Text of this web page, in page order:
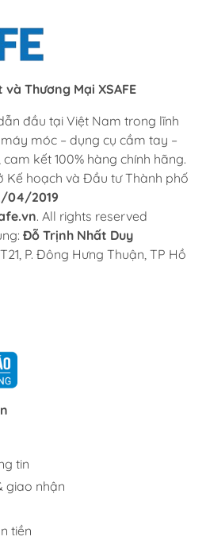
Thương Mại XSAFE
đầu tại Việt Nam trong lĩnh
móc – dụng cụ cầm tay –
kết 100% hàng chính hãng.
Kế hoạch và Đầu tư Thành phố
04/2019
. All rights reserved
Đỗ Trịnh Nhất Duy
P. Đông Hưng Thuận, TP Hồ
tin
giao nhận
tiền